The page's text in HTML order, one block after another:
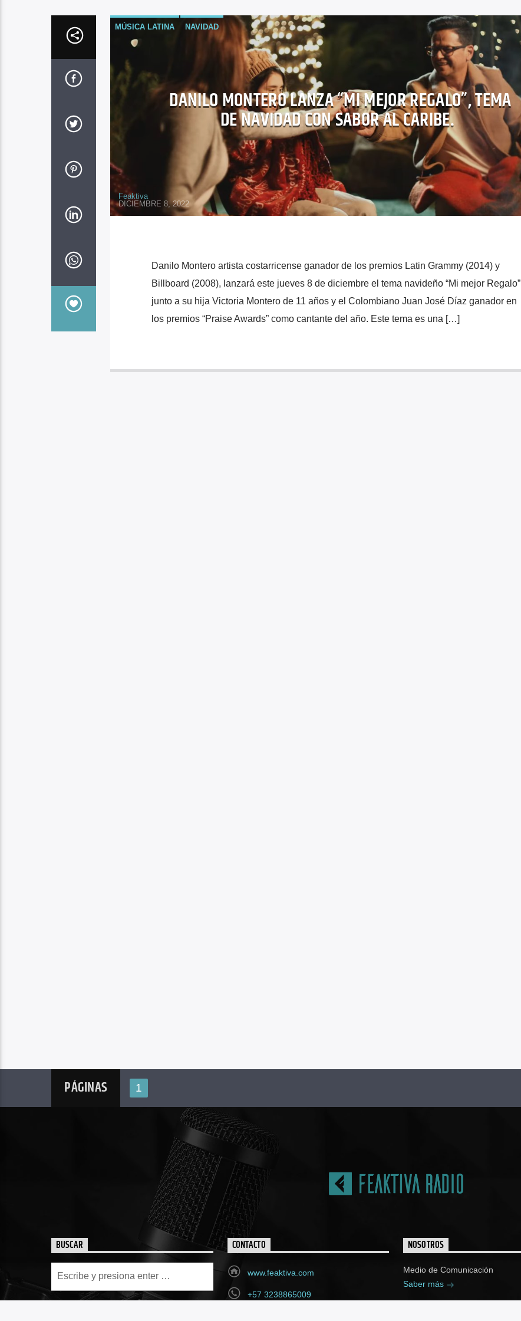
MÚSICA LATINA NAVIDAD
DANILO MONTERO LANZA “MI MEJOR REGALO”, TEMA
DE NAVIDAD CON SABOR AL CARIBE.
Feaktiva
DICIEMBRE 8, 2022
Danilo Montero artista costarricense ganador de los premios Latin Grammy (2014) y
Billboard (2008), lanzará este jueves 8 de diciembre el tema navideño “Mi mejor Regalo”
junto a su hija Victoria Montero de 11 años y el Colombiano Juan José Díaz ganador en
los premios “Praise Awards” como cantante del año. Este tema es una […]
PÁGINAS 1
BUSCAR CONTACTO
www.feaktiva.com
+57 3238865009
NOSOTROS
Medio de Comunicación
Saber más